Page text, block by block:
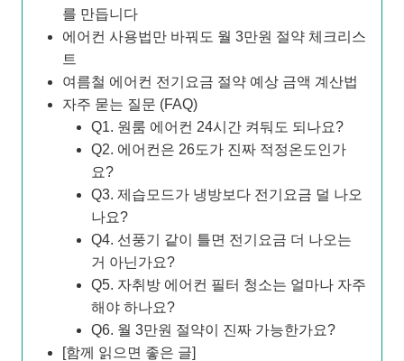
를 만듭니다
에어컨 사용법만 바꿔도 월 3만원 절약 체크리스
트
여름철 에어컨 전기요금 절약 예상 금액 계산법
자주 묻는 질문 (FAQ)
Q1. 원룸 에어컨 24시간 켜둬도 되나요?
Q2. 에어컨은 26도가 진짜 적정온도인가
요?
Q3. 제습모드가 냉방보다 전기요금 덜 나오
나요?
Q4. 선풍기 같이 틀면 전기요금 더 나오는
거 아닌가요?
Q5. 자취방 에어컨 필터 청소는 얼마나 자주
해야 하나요?
Q6. 월 3만원 절약이 진짜 가능한가요?
[함께 읽으면 좋은 글]